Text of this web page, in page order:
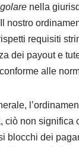
nella
nostro
requisiti
dei payout e
alle
non significa
blocchi dei